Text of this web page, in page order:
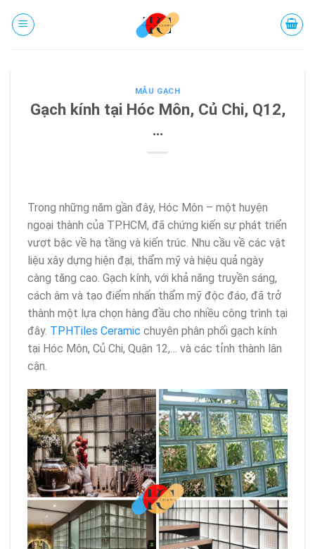
đến
MẪU GẠCH
Gạch kính tại Hóc Môn, Củ Chi, Q12,
…
Trong những năm gần đây, Hóc Môn – một huyện
ngoại thành của TP.HCM, đã chứng kiến sự phát triển
vượt bậc về hạ tầng và kiến trúc. Nhu cầu về các vật
liệu xây dựng hiện đại, thẩm mỹ và hiệu quả ngày
càng tăng cao. Gạch kính, với khả năng truyền sáng,
cách âm và tạo điểm nhấn thẩm mỹ độc đáo, đã trở
thành một lựa chọn hàng đầu cho nhiều công trình tại
đây. TPHTiles Ceramic chuyên phân phối gạch kính
tại Hóc Môn, Củ Chi, Quận 12,… và các tỉnh thành lân
cận.